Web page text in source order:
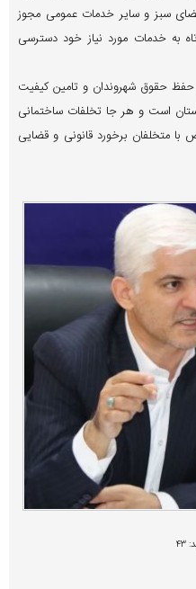
سبز و سایر خدمات عمومی مجوز
به خدمات مورد نیاز خود دسترسی
حقوق شهروندان و تامین کیفیت
است و هر جا تخلفات ساختمانی
متخلفان برخورد قانونی و قضایی